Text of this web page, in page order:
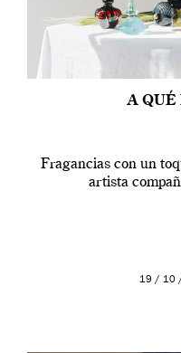
A QUÉ
Fragancias con un
artista
19 / 10